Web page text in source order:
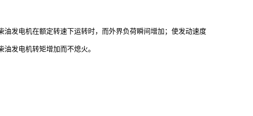
发电机在额定转速下运转时，而外界负荷瞬间增加；使发动速度
发电机转矩增加而不熄火。